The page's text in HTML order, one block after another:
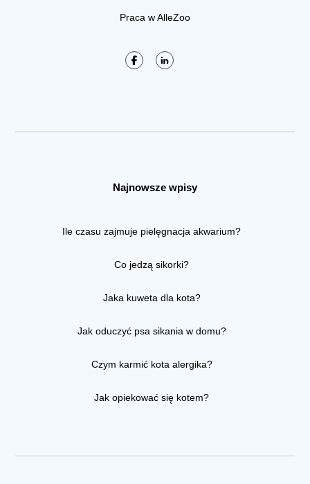
Praca w AlleZoo
Najnowsze wpisy
Ile czasu zajmuje pielęgnacja akwarium?
Co jedzą sikorki?
Jaka kuweta dla kota?
Jak oduczyć psa sikania w domu?
Czym karmić kota alergika?
Jak opiekować się kotem?